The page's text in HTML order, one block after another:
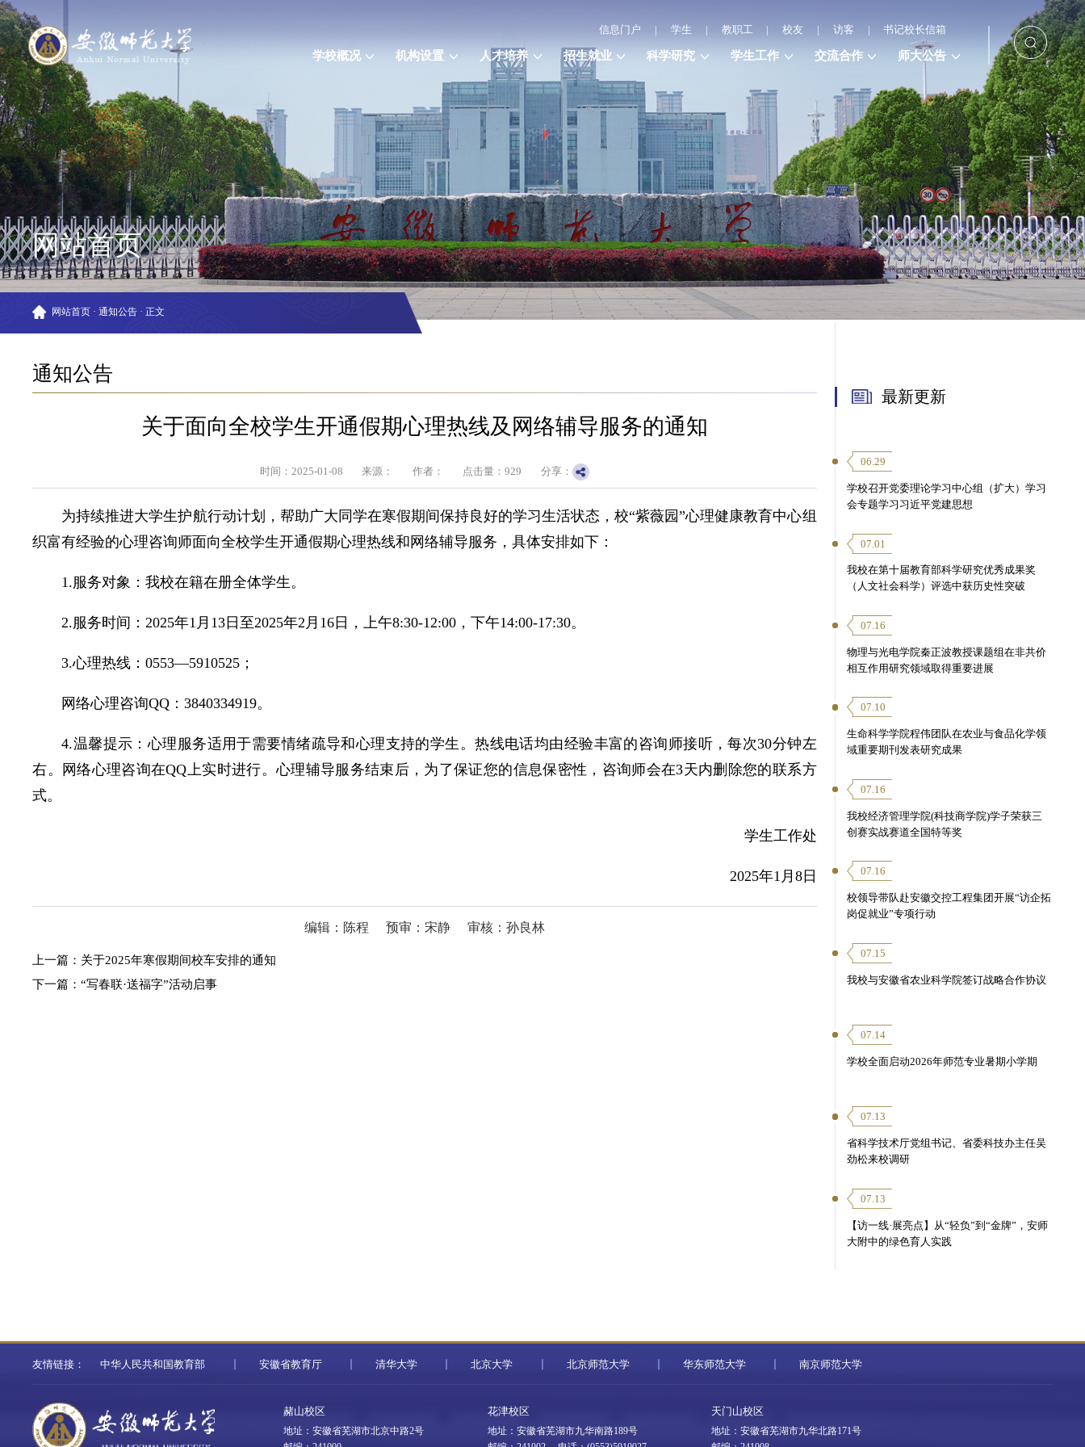
信息门户 | 学生 | 教职工 | 校友 | 访客 | 书记校长信箱
学校概况 机构设置 人才培养 招生就业 科学研究 学生工作 交流合作 师大公告
网站首页
网站首页 · 通知公告 · 正文
通知公告
关于面向全校学生开通假期心理热线及网络辅导服务的通知
时间：2025-01-08 来源： 作者： 点击量：929 分享：
为持续推进大学生护航行动计划，帮助广大同学在寒假期间保持良好的学习生活状态，校“紫薇园”心理健康教育中心组
织富有经验的心理咨询师面向全校学生开通假期心理热线和网络辅导服务，具体安排如下：
1.服务对象：我校在籍在册全体学生。
2.服务时间：2025年1月13日至2025年2月16日，上午8:30-12:00，下午14:00-17:30。
3.心理热线：0553—5910525；
网络心理咨询QQ：3840334919。
4.温馨提示：心理服务适用于需要情绪疏导和心理支持的学生。热线电话均由经验丰富的咨询师接听，每次30分钟左
右。网络心理咨询在QQ上实时进行。心理辅导服务结束后，为了保证您的信息保密性，咨询师会在3天内删除您的联系方
式。
学生工作处
2025年1月8日
编辑：陈程 预审：宋静 审核：孙良林
上一篇： 关于2025年寒假期间校车安排的通知
下一篇：“写春联·送福字”活动启事
最新更新
06.29
学校召开党委理论学习中心组（扩大）学习
会专题学习习近平党建思想
07.01
我校在第十届教育部科学研究优秀成果奖
（人文社会科学）评选中获历史性突破
07.16
物理与光电学院秦正波教授课题组在非共价
相互作用研究领域取得重要进展
07.10
生命科学学院程伟团队在农业与食品化学领
域重要期刊发表研究成果
07.16
我校经济管理学院(科技商学院)学子荣获三
创赛实战赛道全国特等奖
07.16
校领导带队赴安徽交控工程集团开展“访企拓
岗促就业”专项行动
07.15
我校与安徽省农业科学院签订战略合作协议
07.14
学校全面启动2026年师范专业暑期小学期
07.13
省科学技术厅党组书记、省委科技办主任吴
劲松来校调研
07.13
【访一线·展亮点】从“轻负”到“金牌”，安师
大附中的绿色育人实践
友情链接： 中华人民共和国教育部 安徽省教育厅 清华大学 北京大学 北京师范大学 华东师范大学 南京师范大学
赭山校区
地址：安徽省芜湖市北京中路2号
花津校区
地址：安徽省芜湖市九华南路189号
天门山校区
地址：安徽省芜湖市九华北路171号